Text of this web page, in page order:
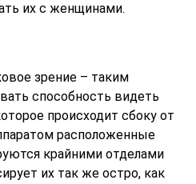
их с женщинами.
зрение – таким
способность видеть
происходит сбоку от
расположенные
крайними отделами
их так же остро, как